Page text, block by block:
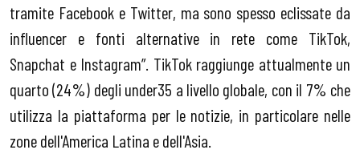
tramite Facebook e Twitter, ma sono spesso eclissate da
influencer e fonti alternative in rete come TikTok,
Snapchat e Instagram”. TikTok raggiunge attualmente un
quarto (24%) degli under35 a livello globale, con il 7% che
utilizza la piattaforma per le notizie, in particolare nelle
zone dell'America Latina e dell'Asia.